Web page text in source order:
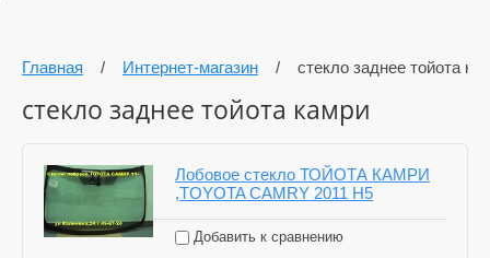
Главная / Интернет-магазин / стекло заднее тойота
стекло заднее тойота камри
Лобовое стекло ТОЙОТА КАМРИ
,TOYOTA CAMRY 2011 H5
Добавить к сравнению